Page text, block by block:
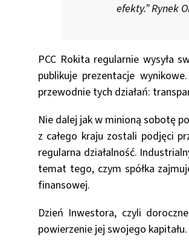
efekty.” Rynek
PCC Rokita regularnie wysyła
publikuje prezentacje
przewodnie tych działań:
Nie dalej jak w minioną sobotę
z całego kraju zostali podjęci
regularna działalność.
temat tego, czym spółka
finansowej.
Dzień Inwestora, czyli
powierzenie jej swojego kapitału.